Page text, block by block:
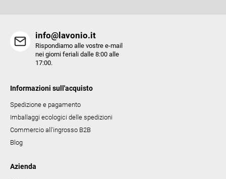
e
info@lavonio.it
Rispondiamo alle vostre e-mail
nei giorni feriali dalle 8:00 alle
17:00.
Informazioni sull'acquisto
Spedizione e pagamento
Imballaggi ecologici delle spedizioni
Commercio all'ingrosso B2B
Blog
Azienda